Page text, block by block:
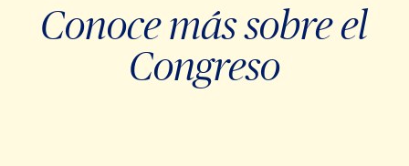
Conoce más sobre el
Congreso